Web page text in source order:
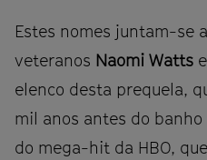
Estes nomes juntam-se
veteranos Naomi Watts e
elenco desta prequela,
mil anos antes do
do mega-hit da HBO,